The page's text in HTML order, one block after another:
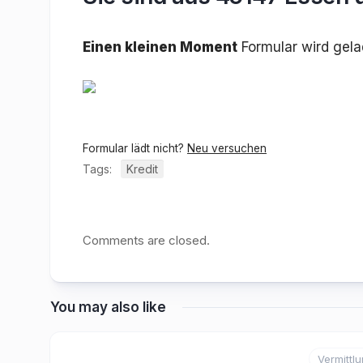
Einen kleinen Moment Formular wird
Formular lädt nicht? Neu versuchen
Tags: Kredit
Comments are closed.
You may also like